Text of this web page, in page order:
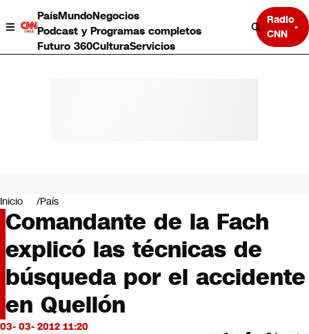
PaísMundoNegocios
Podcast y Programas completos
Futuro 360CulturaServicios
Radio
CNN
Negocios
Deportes
Programas completos
Cultura
Servicios
Bits
CNN Data
CNN tiempo
Futuro 360
Inicio País
Comandante de la Fach
explicó las técnicas de
búsqueda por el accidente
en Quellón
03- 03- 2012 11:20